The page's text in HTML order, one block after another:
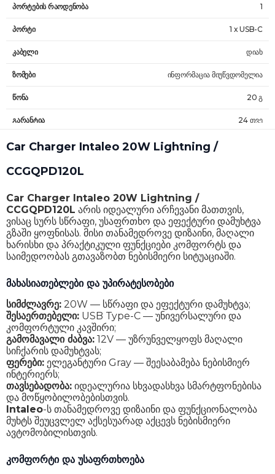
პორტების რაოდენობა 1
პორტი 1 x USB-C
კაბელი დიახ
ზომები ინფორმაცია მიუწვდომელია
წონა 20 გ
გარანტია 24 თვე
Car Charger Intaleo 20W Lightning /
CCGQPD120L
Car Charger Intaleo 20W Lightning /
CCGQPD120L არის იდეალური არჩევანი მათთვის,
ვისაც სურს სწრაფი, უსაფრთხო და ეფექტური დამუხტვა
გზაში ყოფნისას. მისი თანამედროვე დიზაინი, მაღალი
ხარისხი და პრაქტიკული ფუნქციები კომფორტს და
საიმედოობას გთავაზობთ ნებისმიერი სიტუაციაში.
მახასიათებლები და უპირატესობები
სიმძლავრე: 20W — სწრაფი და ეფექტური დამუხტვა;
შესაერთებელი: USB Type-C — უნივერსალური და
კომფორტული კავშირი;
გამომავალი ძაბვა: 12V — უზრუნველყოფს მაღალი
სიჩქარის დამუხტვას;
ფერები: ელეგანტური Gray — შეესაბამება ნებისმიერ
ინტერიერს;
თავსებადობა: იდეალურია სხვადასხვა სმარტფონებისა
და მოწყობილობებისთვის.
Intaleo-ს თანამედროვე დიზაინი და ფუნქციონალობა
მუხტს შეუცვლელ აქსესუარად აქცევს ნებისმიერი
ავტომობილისთვის.
კომფორტი და უსაფრთხოება